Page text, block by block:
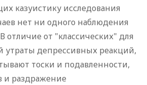
казуистику исследования
нет ни одного наблюдения
отличие от "классических" для
утраты депрессивных реакций,
тоски и подавленности,
раздражение